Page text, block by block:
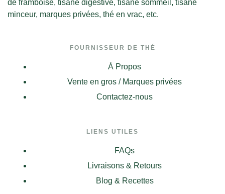
de framboise, tisane digestive, tisane sommeil, tisane
minceur, marques privées, thé en vrac, etc.
FOURNISSEUR DE THÉ
À Propos
Vente en gros / Marques privées
Contactez-nous
LIENS UTILES
FAQs
Livraisons & Retours
Blog & Recettes